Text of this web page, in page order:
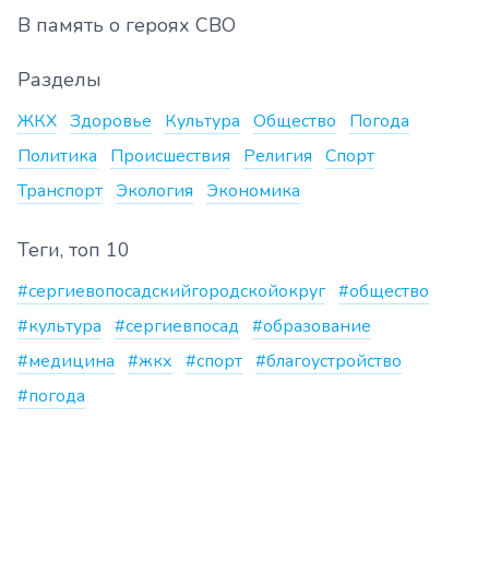
В память о героях СВО
Разделы
ЖКХ Здоровье Культура Общество
Погода
Политика
Происшествия Религия Спорт
Транспорт Экология Экономика
Теги, топ 10
#сергиевопосадскийгородскойокруг #общество
#культура #сергиевпосад #образование
#медицина #жкх #спорт #благоустройство
#погода